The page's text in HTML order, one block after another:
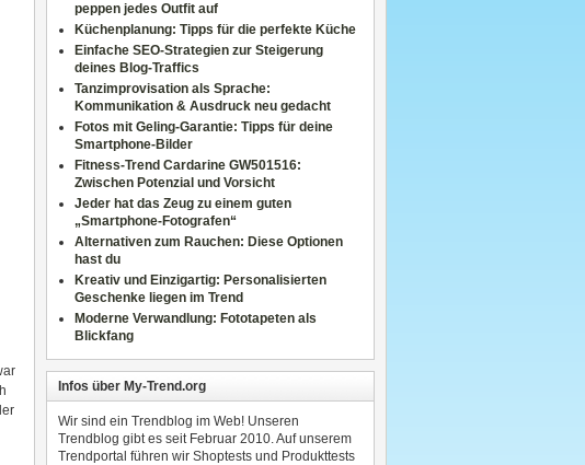
peppen jedes Outfit auf
Küchenplanung: Tipps für die perfekte Küche
Einfache SEO-Strategien zur Steigerung
deines Blog-Traffics
Tanzimprovisation als Sprache:
Kommunikation & Ausdruck neu gedacht
Fotos mit Geling-Garantie: Tipps für deine
Smartphone-Bilder
Fitness-Trend Cardarine GW501516:
Zwischen Potenzial und Vorsicht
Jeder hat das Zeug zu einem guten
„Smartphone-Fotografen“
Alternativen zum Rauchen: Diese Optionen
hast du
Kreativ und Einzigartig: Personalisierten
Geschenke liegen im Trend
Moderne Verwandlung: Fototapeten als
Blickfang
Infos über My-Trend.org
Wir sind ein Trendblog im Web! Unseren
Trendblog gibt es seit Februar 2010. Auf unserem
Trendportal führen wir Shoptests und Produkttests